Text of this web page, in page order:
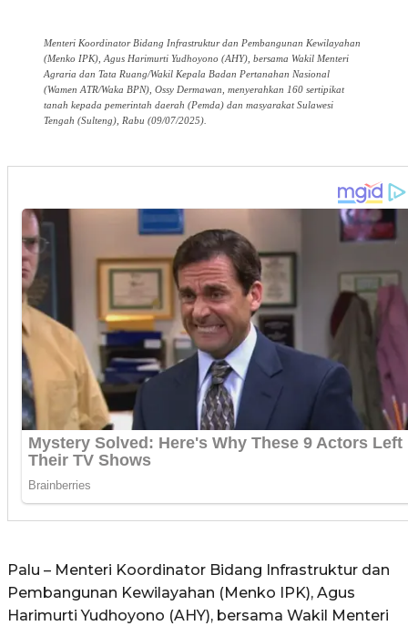
Menteri Koordinator Bidang Infrastruktur dan Pembangunan Kewilayahan
(Menko IPK), Agus Harimurti Yudhoyono (AHY), bersama Wakil Menteri
Agraria dan Tata Ruang/Wakil Kepala Badan Pertanahan Nasional
(Wamen ATR/Waka BPN), Ossy Dermawan, menyerahkan 160 sertipikat
tanah kepada pemerintah daerah (Pemda) dan masyarakat Sulawesi
Tengah (Sulteng), Rabu (09/07/2025).
Palu – Menteri Koordinator Bidang Infrastruktur dan
Pembangunan Kewilayahan (Menko IPK), Agus
Harimurti Yudhoyono (AHY), bersama Wakil Menteri